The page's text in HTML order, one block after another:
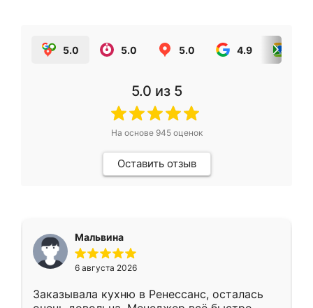
5.0 5.0 5.0 4.9
5.0 из 5
На основе 945оценок
Оставить отзыв
Мальвина
6 августа 2026
Заказывала кухню в Ренессанс, осталась